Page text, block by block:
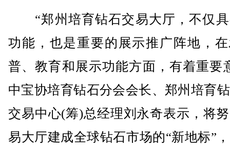
“郑州培育钻石交易大厅，不仅具
功能，也是重要的展示推广阵地，
普、教育和展示功能方面，有着重要
中宝协培育钻石分会会长、郑州培育
交易中心(筹)总经理刘永奇表示，将
易大厅建成全球钻石市场的“新地标”